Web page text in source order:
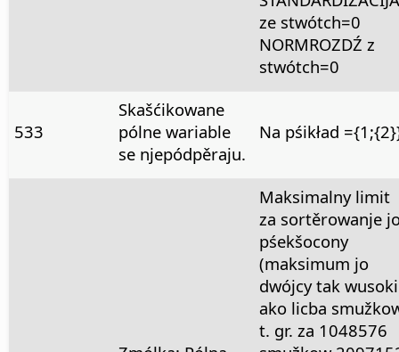
ze stwótch=0
NORMROZDŹ z
stwótch=0
533
Skašćikowane
pólne wariable
se njepódpěraju.
Na pśikład
Maksimalny limit
za sortěrowanje
pśekšocony
(maksimum jo
dwójcy tak wusoki
ako licba
t. gr. za 1048576